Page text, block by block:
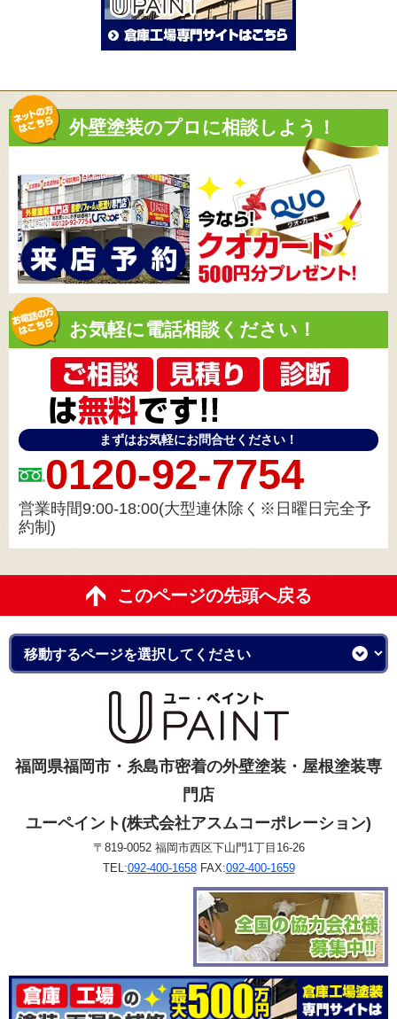
外壁塗装のプロに相談しよう！
お気軽に電話相談ください！
まずはお気軽にお問合せください！
0120-92-7754
営業時間9:00-18:00(大型連休除く※日曜日完全予
約制)
このページの先頭へ戻る
福岡県福岡市・糸島市密着の外壁塗装・屋根塗装専
門店
ユーペイント(株式会社アスムコーポレーション)
〒819-0052 福岡市西区下山門1丁目16-26
TEL:092-400-1658FAX:092-400-1659